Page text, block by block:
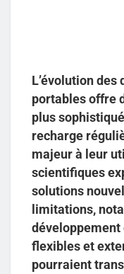
L’évolution
portables offre
plus
recharge
majeur à leur
scientifiques
solutions
limitations,
flexibles et
pourraient